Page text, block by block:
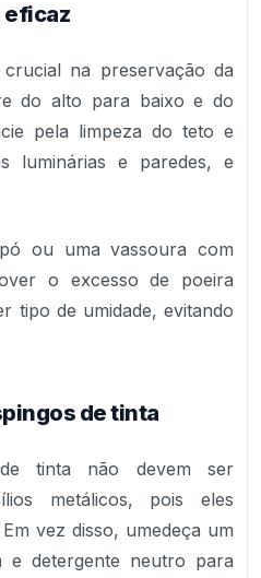
eficaz
na preservação da
do alto para baixo e do
pela limpeza do teto e
luminárias e paredes, e
ou uma vassoura com
o excesso de poeira
tipo de umidade, evitando
de tinta
tinta não devem ser
metálicos, pois eles
vez disso, umedeça um
e detergente neutro para